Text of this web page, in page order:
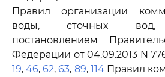
Правил организации
воды, сточных вод,
постановлением
Федерации от 04.09.2013 N
19,46,62,63, 89, 114Правил